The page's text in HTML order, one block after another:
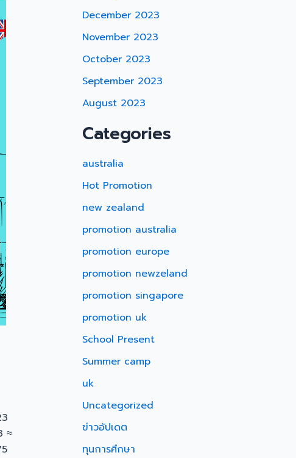
≈
December 2023
November 2023
October 2023
September 2023
August 2023
Categories
australia
Hot Promotion
new zealand
promotion australia
promotion europe
promotion newzeland
promotion singapore
promotion uk
School Present
Summer camp
uk
Uncategorized
ข่าวอัปเดต
ทุนการศึกษา